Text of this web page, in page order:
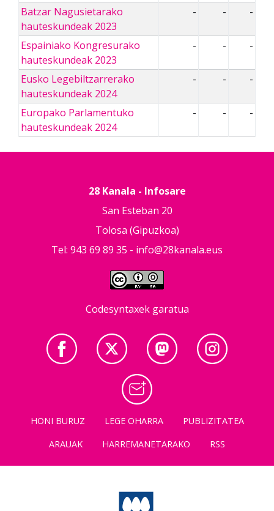
Batzar Nagusietarako
hauteskundeak 2023
- - -
Espainiako Kongresurako
hauteskundeak 2023
- - -
Eusko Legebiltzarrerako
hauteskundeak 2024
- - -
Europako Parlamentuko
hauteskundeak 2024
- - -
28 Kanala - Infosare
San Esteban 20
Tolosa (Gipuzkoa)
Tel: 943 69 89 35 - info@28kanala.eus
Codesyntaxek garatua
HONI BURUZ LEGE OHARRA
PUBLIZITATEA
ARAUAK
HARREMANETARAKO RSS